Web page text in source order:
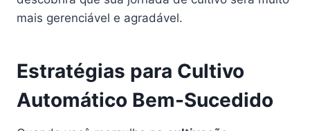
mais gerenciável e agradável.
Estratégias para Cultivo
Automático Bem-Sucedido